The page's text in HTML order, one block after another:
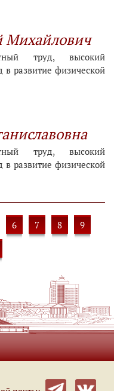
Михайлович
труд, высокий
развитие физической
труд, высокий
развитие физической
6 7 8
9